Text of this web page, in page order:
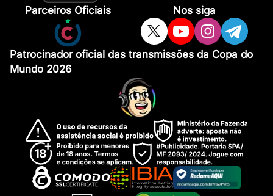
Parceiros Oficiais Nos siga
Patrocinador oficial das transmissões da Copa do
Mundo 2026